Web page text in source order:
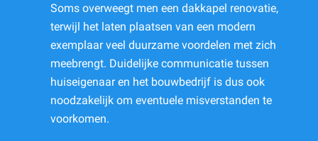
Soms overweegt men een dakkapel renovatie,
terwijl het laten plaatsen van een modern
exemplaar veel duurzame voordelen met zich
meebrengt. Duidelijke communicatie tussen
huiseigenaar en het bouwbedrijf is dus ook
noodzakelijk om eventuele misverstanden te
voorkomen.